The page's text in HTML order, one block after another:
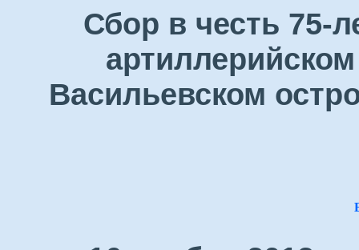
Сбор в честь 75-
Васильевском